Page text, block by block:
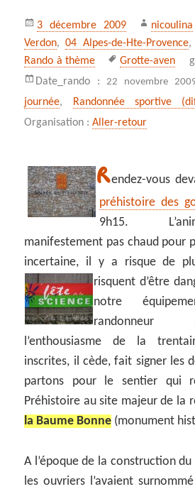
Publié
le
3 décembre 2009 Auteur
nicoulina
Verdon,04 Alpes-de-Hte-Provence,
Rando à thème
Mots-
clés
Grotte-aven
Date_rando :22 novembre
journée,
Randonnée sportive
Organisation :Aller-retour
Rendez-vous
préhistoire des
9h15.
manifestement pas chaud pour
incertaine, il y a risque de
risquent d’être
notre
randonneur
l’enthousiasme de la
inscrites, il cède, fait signer les
partons pour le sentier qui
Préhistoire au site majeur de la
la Baume Bonne (monument
A l’époque de la construction
les ouvriers l’avaient